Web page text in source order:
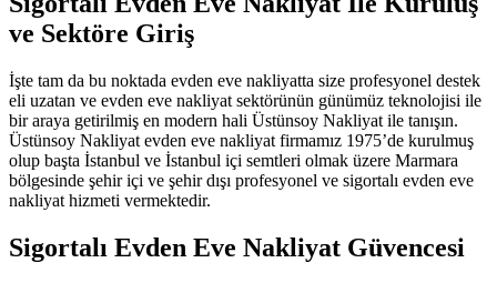
ve Sektöre Giriş
İşte tam da bu noktada evden eve nakliyatta size profesyonel destek
eli uzatan ve evden eve nakliyat sektörünün günümüz teknolojisi ile
bir araya getirilmiş en modern hali Üstünsoy Nakliyat ile tanışın.
Üstünsoy Nakliyat evden eve nakliyat firmamız 1975’de kurulmuş
olup başta İstanbul ve İstanbul içi semtleri olmak üzere Marmara
bölgesinde şehir içi ve şehir dışı profesyonel ve sigortalı evden eve
nakliyat hizmeti vermektedir.
Sigortalı Evden Eve Nakliyat Güvencesi